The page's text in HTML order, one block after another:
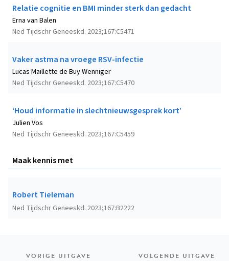
Relatie cognitie en BMI minder sterk dan gedacht
Ned Tijdschr Geneeskd. 2023;167:C5471
Erna van Balen
Vaker astma na vroege RSV-infectie
Ned Tijdschr Geneeskd. 2023;167:C5470
Lucas Maillette de Buy Wenniger
‘Houd informatie in slechtnieuwsgesprek kort’
Ned Tijdschr Geneeskd. 2023;167:C5459
Julien Vos
Maak kennis met
Robert Tieleman
Ned Tijdschr Geneeskd. 2023;167:B2222
VORIGE UITGAVE VOLGENDE UITGAVE